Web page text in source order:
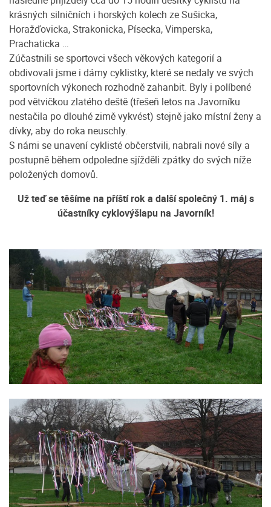
krásných silničních i horských kolech ze Sušicka,
Horažďovicka, Strakonicka, Písecka, Vimperska,
Prachaticka …
Zúčastnili se sportovci všech věkových kategorií a
obdivovali jsme i dámy cyklistky, které se nedaly ve svých
sportovních výkonech rozhodně zahanbit. Byly i políbené
pod větvičkou zlatého deště (třešeň letos na Javorníku
nestačila po dlouhé zimě vykvést) stejně jako místní ženy a
dívky, aby do roka neuschly.
S námi se unavení cyklisté občerstvili, nabrali nové síly a
postupně během odpoledne sjížděli zpátky do svých níže
položených domovů.
Už teď se těšíme na příští rok a další společný 1. máj s
účastníky cyklovýšlapu na Javorník!